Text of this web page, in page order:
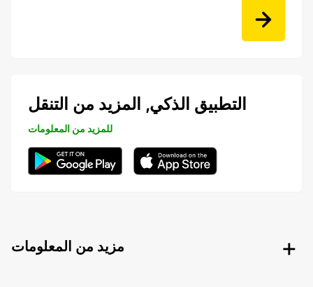
التطبيق الذكي, المزيد من التنقل
للمزيد من المعلومات
مزيد من المعلومات